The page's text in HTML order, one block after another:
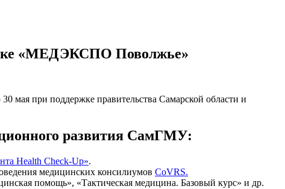
«МЕДЭКСПО Поволжье»
при поддержке правительства Самарской области и
развития СамГМУ:
Health Check-Up».
медицинских консилиумов CoVRS.
помощь», «Тактическая медицина. Базовый курс» и др.